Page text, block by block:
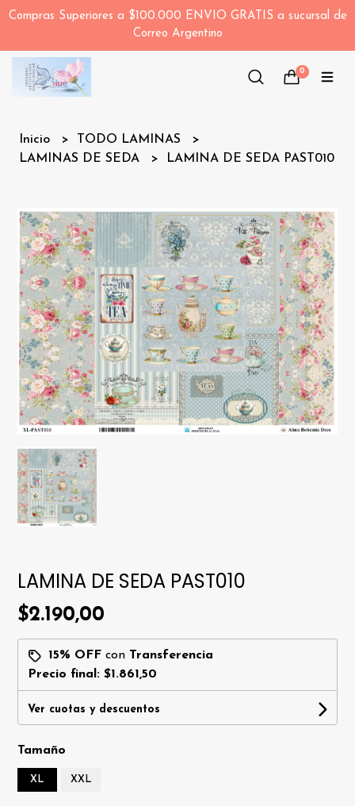
Compras Superiores a $100.000 ENVIO GRATIS a sucursal de
Correo Argentino
0
Inicio
TODO LAMINAS
LAMINAS DE SEDA
LAMINA DE SEDA PAST010
LAMINA DE SEDA PAST010
$2.190,00
15% OFF con Transferencia
Precio final:$1.861,50
Ver cuotas y descuentos
Tamaño
XL XXL